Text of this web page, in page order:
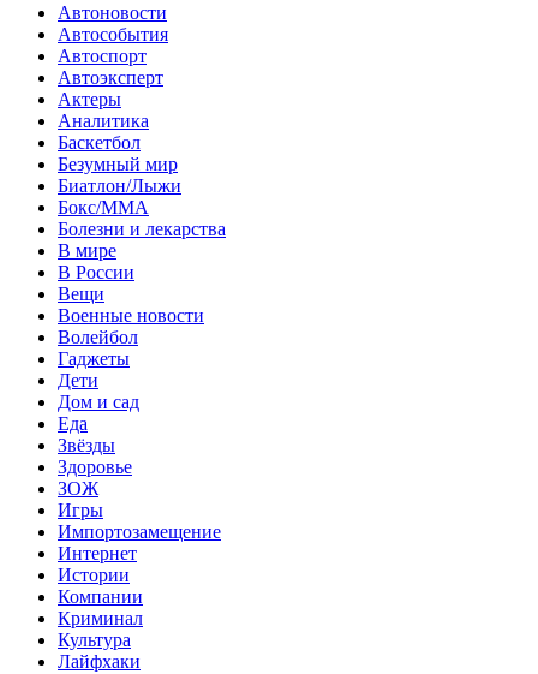
Автоновости
Автособытия
Автоспорт
Автоэксперт
Актеры
Аналитика
Баскетбол
Безумный мир
Биатлон/Лыжи
Бокс/MMA
Болезни и лекарства
В мире
В России
Вещи
Военные новости
Волейбол
Гаджеты
Дети
Дом и сад
Еда
Звёзды
Здоровье
ЗОЖ
Игры
Импортозамещение
Интернет
Истории
Компании
Криминал
Культура
Лайфхаки